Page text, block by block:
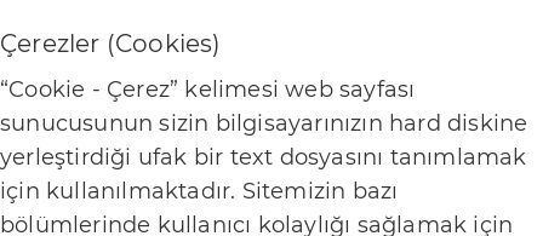
S
a
ğ
l
ı
k
Çerezler (Cookies)
“Cookie - Çerez” kelimesi web sayfası
sunucusunun sizin bilgisayarınızın hard diskine
yerleştirdiği ufak bir text dosyasını tanımlamak
için kullanılmaktadır. Sitemizin bazı
bölümlerinde kullanıcı kolaylığı sağlamak için